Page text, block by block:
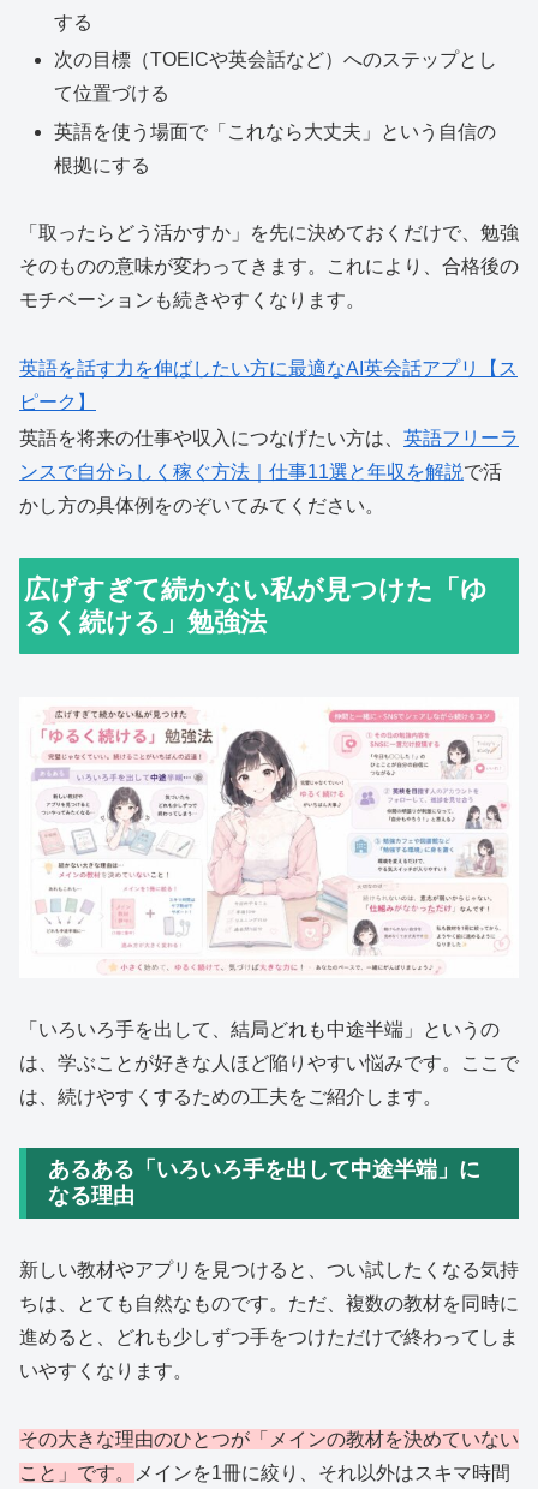
する
次の目標（TOEICや英会話など）へのステップとし
て位置づける
英語を使う場面で「これなら大丈夫」という自信の
根拠にする
「取ったらどう活かすか」を先に決めておくだけで、勉強
そのものの意味が変わってきます。これにより、合格後の
モチベーションも続きやすくなります。
英語を話す力を伸ばしたい方に最適なAI英会話アプリ【ス
ピーク】
英語を将来の仕事や収入につなげたい方は、 英語フリーラ
ンスで自分らしく稼ぐ方法｜仕事11選と年収を解説で活
かし方の具体例をのぞいてみてください。
広げすぎて続かない私が見つけた「ゆ
るく続ける」勉強法
「いろいろ手を出して、結局どれも中途半端」というの
は、学ぶことが好きな人ほど陥りやすい悩みです。ここで
は、続けやすくするための工夫をご紹介します。
あるある「いろいろ手を出して中途半端」に
なる理由
新しい教材やアプリを見つけると、つい試したくなる気持
ちは、とても自然なものです。ただ、複数の教材を同時に
進めると、どれも少しずつ手をつけただけで終わってしま
いやすくなります。
その大きな理由のひとつが「メインの教材を決めていない
こと」です。
メインを1冊に絞り、それ以外はスキマ時間